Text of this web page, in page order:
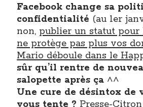
Parole de Follower
Patchwork
Photos
Post inutile
Proust
Sons
Sorties cuculturelles
Tavukoi
Facebook change sa
confidentialité (au 1er
non, publier un statut pour
ne protège pas plus vos
Mario déboule dans le
sûr qu’il rentre de
salopette après ça ^^
Une cure de désintox de
vous tente ? Presse-